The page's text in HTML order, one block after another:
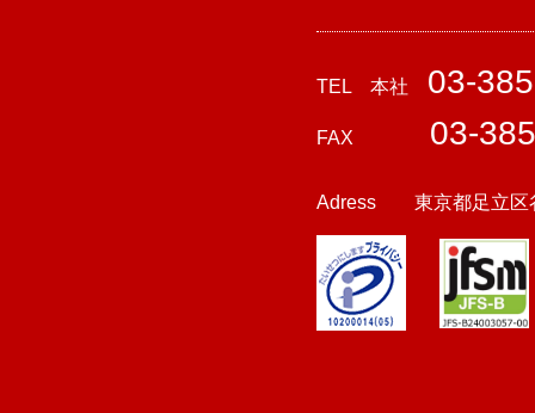
TEL 本社 03-
FAX 03-
Adress 東京都足立区